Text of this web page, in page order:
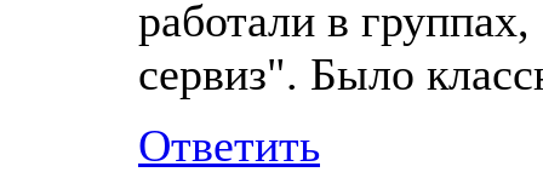
работали в
сервиз". Было
Ответить